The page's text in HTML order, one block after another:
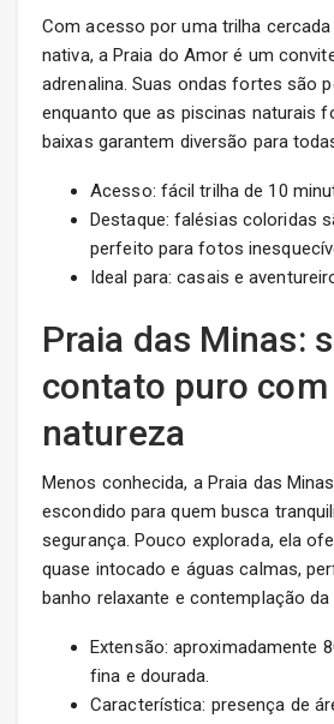
Com acesso por uma trilha
nativa, a Praia do Amor é um
adrenalina. Suas ondas fortes são
enquanto que as piscinas naturais
baixas garantem diversão para
Acesso: fácil trilha de 10
Destaque: falésias coloridas
perfeito para fotos
Ideal para: casais e
Praia das Minas:
contato puro com
natureza
Menos conhecida, a Praia das
escondido para quem busca
segurança. Pouco explorada, ela
quase intocado e águas calmas,
banho relaxante e contemplação da
Extensão: aproximadamente
fina e dourada.
Característica: presença de